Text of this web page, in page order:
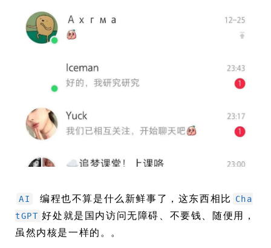
AI 编程也不算是什么新鲜事了，这东西相比
Cha
tGPT 好处就是国内访问无障碍、不要钱、随便用，
虽然内核是一样的。。